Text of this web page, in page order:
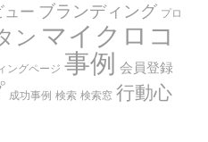
ュー ブランディング プロ
ン マイクロコ
ングページ 事例 会員登録
成功事例 検索 検索窓 行動心